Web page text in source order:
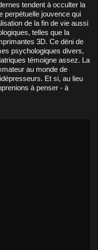
tendent à occulter la
perpétuelle jouvence qui
de la fin de vie aussi
telles que la
3D. Ce déni de
psychologiques divers,
témoigne assez. La
au monde de
Et si, au lieu
à penser - à